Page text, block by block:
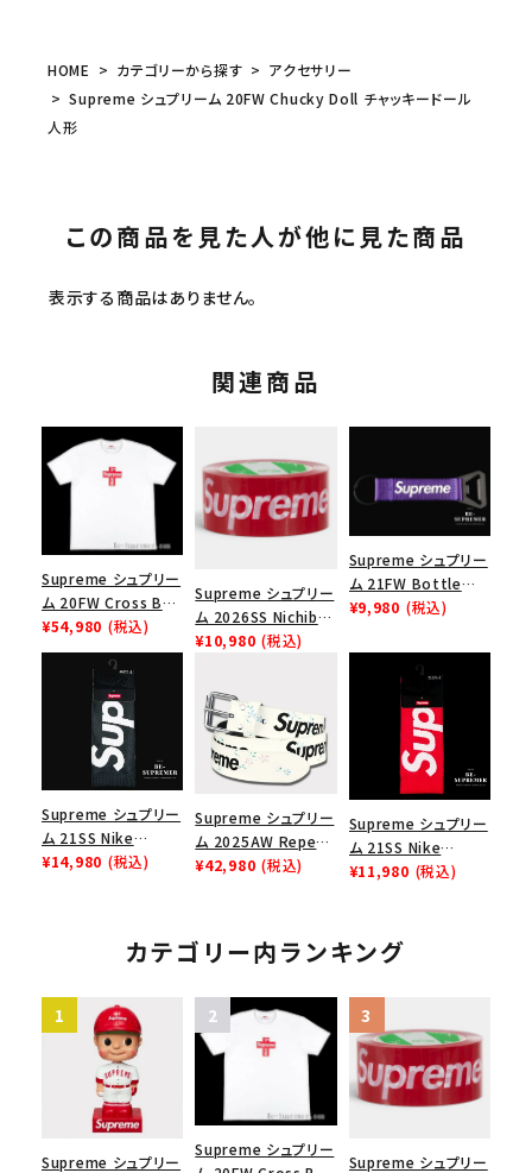
HOME カテゴリーから探す
アクセサリー
Supreme シュプリーム 20FW Chucky Doll チャッキードール
人形
この商品を見た人が他に見た商品
表示する商品はありません。
関連商品
Supreme シュプリー
ム 20FW Cross Box
Logo Tee クロスボ
ックスロゴＴシャツ ホ
¥54,980 (税込)
Supreme シュプリー
ム 2026SS Nichiban
Packing Tape ニ
ープ レッド
¥10,980 (税込)
Supreme シュプリー
ム 21FW Bottle
Opener Webbing
ープナーウェビングキ
ーチェイン パープル
¥9,980 (税込)
Supreme シュプリー
ム 21SS Nike
Lightweight Crew
¥14,980 (税込)
Supreme シュプリー
ム 2025AW Repeat
Leather Belt リピー
¥42,980 (税込)
Supreme シュプリー
ム 21SS Nike
Lightweight Crew
ーソックス(1パック)
レッド
¥11,980 (税込)
カテゴリー内ランキング
Supreme シュプリー
Supreme シュプリー
Supreme シュプリー